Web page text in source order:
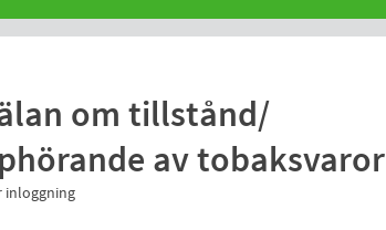
om tillstånd/
av tobaksvaror
inloggning